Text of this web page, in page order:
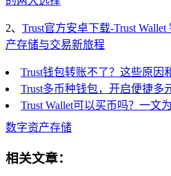
2、 Trust官方安卓下载-Trust
产存储与交易新旅程
Trust钱包转账不了？这些原因
Trust多币种钱包，开启便捷多
Trust Wallet可以买币吗？一文
数字资产存储
相关文章：